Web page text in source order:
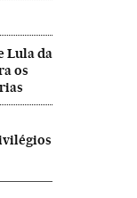
Lula da
os